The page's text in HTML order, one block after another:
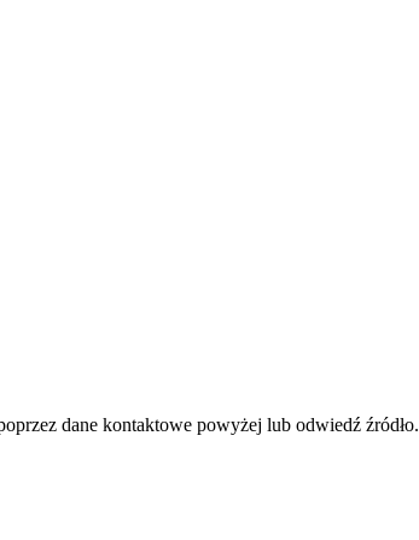
dane kontaktowe powyżej lub odwiedź źródło.